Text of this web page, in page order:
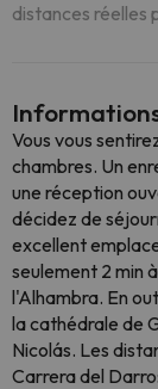
distances réelles
Vous vous
chambres. Un
une réception
décidez de
excellent
seulement 2 min
l'Alhambra. En
la cathédrale de
Nicolás. Les
Carrera del